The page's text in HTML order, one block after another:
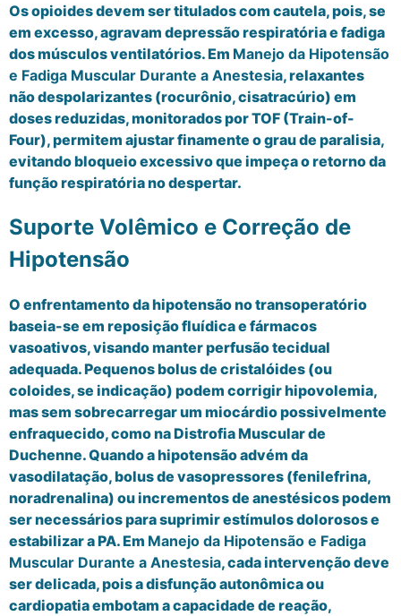
Os opioides devem ser titulados com cautela, pois, se
em excesso, agravam depressão respiratória e fadiga
dos músculos ventilatórios. Em Manejo da Hipotensão
e Fadiga Muscular Durante a Anestesia, relaxantes
não despolarizantes (rocurônio, cisatracúrio) em
doses reduzidas, monitorados por TOF (Train-of-
Four), permitem ajustar finamente o grau de paralisia,
evitando bloqueio excessivo que impeça o retorno da
função respiratória no despertar.
Suporte Volêmico e Correção de
Hipotensão
O enfrentamento da hipotensão no transoperatório
baseia-se em reposição fluídica e fármacos
vasoativos, visando manter perfusão tecidual
adequada. Pequenos bolus de cristalóides (ou
coloides, se indicação) podem corrigir hipovolemia,
mas sem sobrecarregar um miocárdio possivelmente
enfraquecido, como na Distrofia Muscular de
Duchenne. Quando a hipotensão advém da
vasodilatação, bolus de vasopressores (fenilefrina,
noradrenalina) ou incrementos de anestésicos podem
ser necessários para suprimir estímulos dolorosos e
estabilizar a PA. Em Manejo da Hipotensão e Fadiga
Muscular Durante a Anestesia, cada intervenção deve
ser delicada, pois a disfunção autonômica ou
cardiopatia embotam a capacidade de reação,